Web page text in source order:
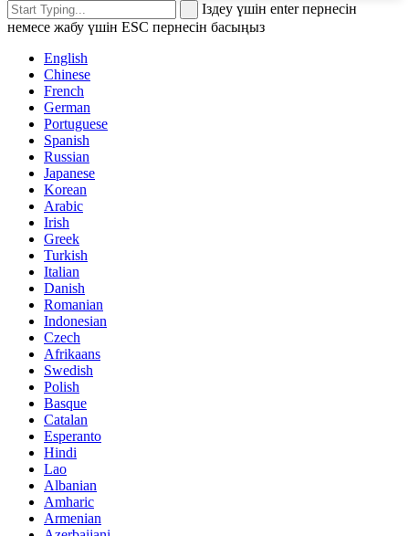
Іздеу үшін enter пернесін
немесе жабу үшін ESC пернесін басыңыз
English
Chinese
French
German
Portuguese
Spanish
Russian
Japanese
Korean
Arabic
Irish
Greek
Turkish
Italian
Danish
Romanian
Indonesian
Czech
Afrikaans
Swedish
Polish
Basque
Catalan
Esperanto
Hindi
Lao
Albanian
Amharic
Armenian